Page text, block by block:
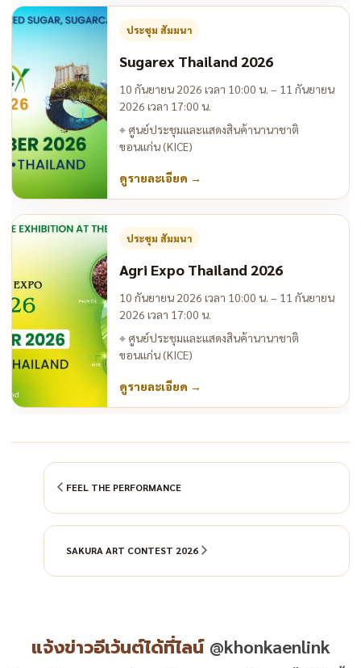
ประชุม สัมมนา
Sugarex Thailand 2026
10 กันยายน 2026 เวลา 10:00 น. – 11 กันยายน
2026 เวลา 17:00 น.
⌖ ศูนย์ประชุมและแสดงสินค้านานาชาติ
ขอนแก่น (KICE)
ดูรายละเอียด →
ประชุม สัมมนา
Agri Expo Thailand 2026
10 กันยายน 2026 เวลา 10:00 น. – 11 กันยายน
2026 เวลา 17:00 น.
⌖ ศูนย์ประชุมและแสดงสินค้านานาชาติ
ขอนแก่น (KICE)
ดูรายละเอียด →
FEEL THE PERFORMANCE
SAKURA ART CONTEST 2026
แจ้งข่าวอีเว้นต์ได้ที่ไลน์ @khonkaenlink